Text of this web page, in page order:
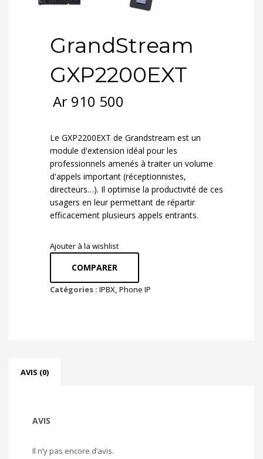
GrandStream
GXP2200EXT
Ar 910 500
Le GXP2200EXT de Grandstream est un
module d'extension idéal pour les
professionnels amenés à traiter un volume
d'appels important (réceptionnistes,
directeurs…). Il optimise la productivité de ces
usagers en leur permettant de répartir
efficacement plusieurs appels entrants.
Ajouter à la wishlist
COMPARER
Catégories : IPBX, Phone IP
AVIS (0)
AVIS
Il n’y pas encore d’avis.